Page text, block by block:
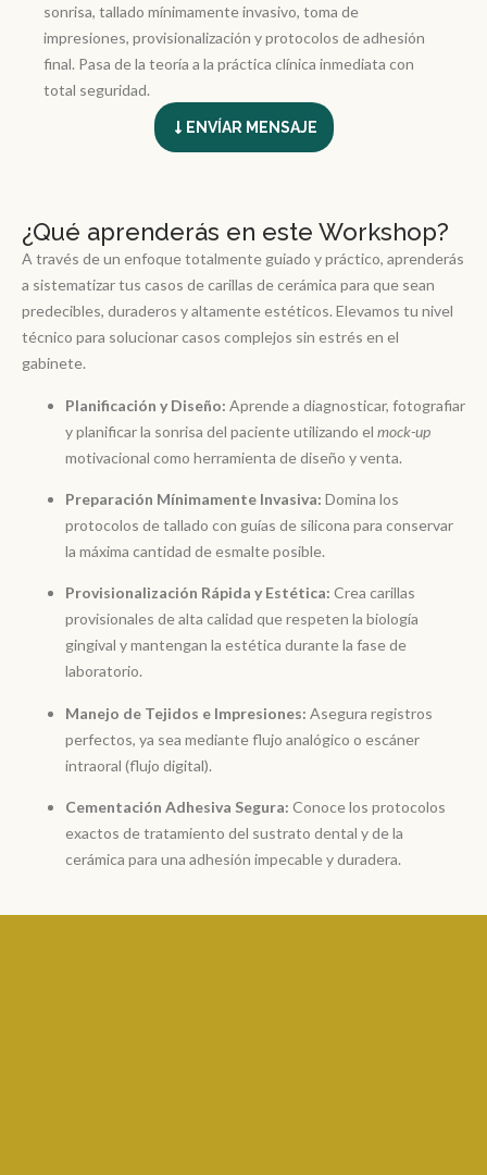
sonrisa, tallado mínimamente invasivo, toma de
impresiones, provisionalización y protocolos de adhesión
final. Pasa de la teoría a la práctica clínica inmediata con
total seguridad.
ENVÍAR MENSAJE
¿Qué aprenderás en este Workshop?
A través de un enfoque totalmente guiado y práctico, aprenderás
a sistematizar tus casos de carillas de cerámica para que sean
predecibles, duraderos y altamente estéticos. Elevamos tu nivel
técnico para solucionar casos complejos sin estrés en el
gabinete.
Planificación y Diseño: Aprende a diagnosticar, fotografiar
y planificar la sonrisa del paciente utilizando el mock-up
motivacional como herramienta de diseño y venta.
Preparación Mínimamente Invasiva: Domina los
protocolos de tallado con guías de silicona para conservar
la máxima cantidad de esmalte posible.
Provisionalización Rápida y Estética: Crea carillas
provisionales de alta calidad que respeten la biología
gingival y mantengan la estética durante la fase de
laboratorio.
Manejo de Tejidos e Impresiones: Asegura registros
perfectos, ya sea mediante flujo analógico o escáner
intraoral (flujo digital).
Cementación Adhesiva Segura: Conoce los protocolos
exactos de tratamiento del sustrato dental y de la
cerámica para una adhesión impecable y duradera.